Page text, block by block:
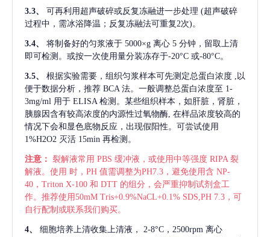
3.3、 可再利用超声破碎或反复冻融进一步处理 (超声破碎
过程中，需冰浴降温；反复冻融法可重复2次)。
3.4、 将制备好的匀浆液于 5000×g 离心 5 分钟，留取上清
即可检测。或按一次使用量分装冻存于-20°C 或-80°C。
3.5、 根据实验需要，组织匀浆样本可先测定总蛋白浓度 ,以
便于数据分析，推荐 BCA 法。一般调整总蛋白浓度至 1-
3mg/ml 用于 ELISA 检测。某些组织样本，如肝脏，肾脏，
胰腺因含有较高浓度的内源性过氧物酶, 在样品浓度较高的
情况下会和显色底物反应，出现假阳性。可尝试使用
1%H2O2 灭活 15min 再检测。
注意： 裂解液常用 PBS 缓冲液，或使用中等强度 RIPA 裂
解液。使用 时，PH 值需调整为PH7.3，避免使用含 NP-
40，Triton X-100 和 DTT 的组分，会严重抑制试剂盒工
作。推荐使用50mM Tris+0.9%NaCL+0.1% SDS,PH 7.3，可
自行配制或联系我们购买。
4、 细胞培养上清收集上清液，
2-8°C，2500rpm 离心